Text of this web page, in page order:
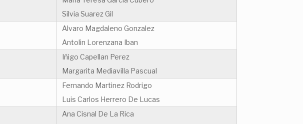
Silvia Suarez Gil
Alvaro Magdaleno Gonzalez
Antolin Lorenzana Iban
Iñigo Capellan Perez
Margarita Mediavilla Pascual
Fernando Martinez Rodrigo
Luis Carlos Herrero De Lucas
Ana Cisnal De La Rica